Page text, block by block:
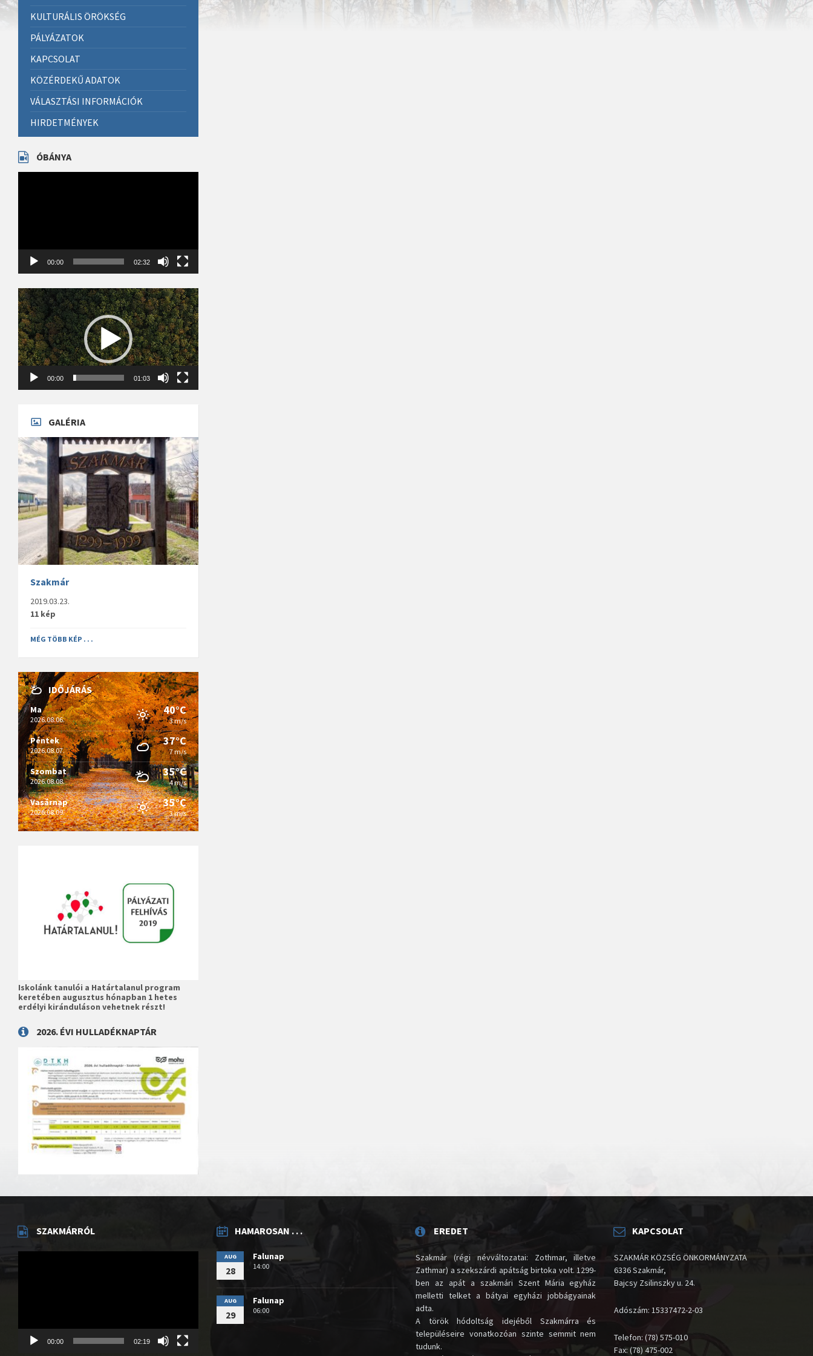
KULTURÁLIS ÖRÖKSÉG
PÁLYÁZATOK
KAPCSOLAT
KÖZÉRDEKŰ ADATOK
VÁLASZTÁSI INFORMÁCIÓK
HIRDETMÉNYEK
ÓBÁNYA
00:00 02:32
Videólejátszó
00:00 01:03
GALÉRIA
Szakmár
2019.03.23.
11 kép
MÉG TÖBB KÉP . . .
IDŐJÁRÁS
Ma
2026.08.06.
40°C
3 m/s
Péntek
2026.08.07.
37°C
7 m/s
Szombat
2026.08.08.
35°C
4 m/s
Vasárnap
2026.08.09.
35°C
3 m/s
Iskolánk tanulói a Határtalanul program
keretében augusztus hónapban 1 hetes
erdélyi kiránduláson vehetnek részt!
2026. ÉVI HULLADÉKNAPTÁR
SZAKMÁRRÓL
00:00 02:19
HAMAROSAN . . .
AUG
28
Falunap
14:00
AUG
29
Falunap
06:00
EREDET
Szakmár (régi névváltozatai: Zothmar, illetve
Zathmar) a szekszárdi apátság birtoka volt. 1299-
ben az apát a szakmári Szent Mária egyház
melletti telket a bátyai egyházi jobbágyainak
adta.
A török hódoltság idejéből Szakmárra és
településeire vonatkozóan szinte semmit nem
tudunk.
KAPCSOLAT
SZAKMÁR KÖZSÉG ÖNKORMÁNYZATA
6336 Szakmár,
Bajcsy Zsilinszky u. 24.
Adószám: 15337472-2-03
Telefon: (78) 575-010
Fax: (78) 475-002